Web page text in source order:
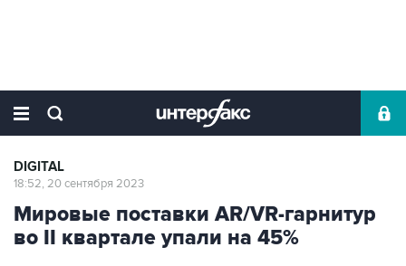
DIGITAL
18:52, 20 сентября 2023
Мировые поставки AR/VR-гарнитур
во II квартале упали на 45%